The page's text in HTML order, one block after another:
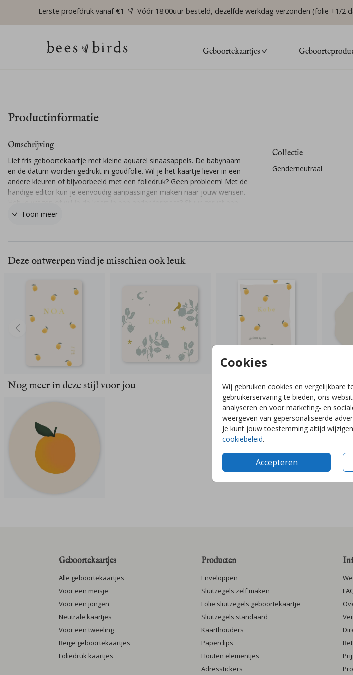
Eerste proefdruk vanaf €1 Vóór 18:00uur besteld, dezelfde werkdag verzonden (folie +1/2
Geboortekaartjes
Cookies
Wij gebruiken cookies en vergelijkbare
gebruikerservaring te bieden, ons
analyseren en voor marketing- en
weergeven van gepersonaliseerde
Je kunt jouw toestemming altijd
cookiebeleid.
Accepteren
Productinformatie
Omschrijving
Lief fris geboortekaartje met kleine aquarel sinaasappels. De babynaam
en de datum worden gedrukt in goudfolie. Wil je het kaartje liever in een
andere kleuren of bijvoorbeeld met een foliedruk? Geen probleem! Met de
handige editor kun je eenvoudig aanpassingen maken naar jouw wensen.
berichtje, ik help je graag!
Toon meer
Collectie
Genderneutraal
Deze ontwerpen vind je misschien ook leuk
Nog meer in deze stijl voor jou
Geboortekaartjes
Alle geboortekaartjes
Voor een meisje
Voor een jongen
Neutrale kaartjes
Voor een tweeling
Beige geboortekaartjes
Foliedruk kaartjes
Producten
Enveloppen
Sluitzegels zelf maken
Folie sluitzegels geboortekaartje
Sluitzegels standaard
Kaarthouders
Paperclips
Houten elementjes
Adresstickers